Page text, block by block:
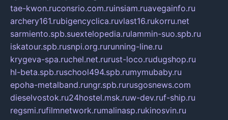
tae-kwon.ruconsrio.com.ruinsiam.ruavegainfo.ru
archery161.rubigencyclica.ruvlast16.rukorru.net
sarmiento.spb.suextelopedia.rulammin-suo.spb.ru
iskatour.spb.rusnpi.org.rurunning-line.ru
krygeva-spa.ruchel.net.rurust-loco.rudugshop.ru
hl-beta.spb.ruschool494.spb.rumymubaby.ru
epoha-metalband.rungr.spb.rurusgosnews.com
dieselvostok.ru24hostel.msk.ruw-dev.ruf-ship.ru
regsmi.rufilmnetwork.rumalinasp.rukinosvin.ru